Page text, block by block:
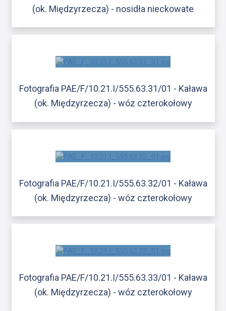
(ok. Międzyrzecza) - nosidła nieckowate
Fotografia PAE/F/10.21.I/555.63.31/01 - Kaława
(ok. Międzyrzecza) - wóz czterokołowy
Fotografia PAE/F/10.21.I/555.63.32/01 - Kaława
(ok. Międzyrzecza) - wóz czterokołowy
Fotografia PAE/F/10.21.I/555.63.33/01 - Kaława
(ok. Międzyrzecza) - wóz czterokołowy